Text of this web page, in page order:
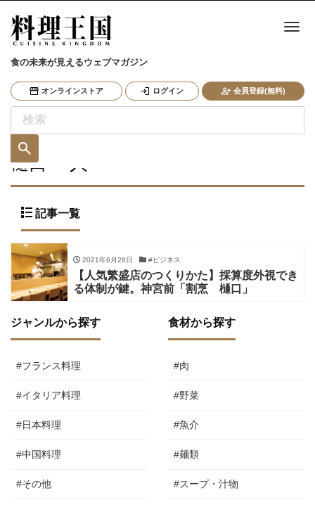
食の未来が見えるウェブマガジン
オンラインストア ログイン 会員登録(無料)
ナ
樋口 一人
記事一覧
2021年6月28日 #ビジネス
【人気繁盛店のつくりかた】採算度外視でき
る体制が鍵。神宮前「割烹 樋口」
ジャンルから探す
#フランス料理
#イタリア料理
#日本料理
#中国料理
#その他
食材から探す
#肉
#野菜
#魚介
#麺類
#スープ・汁物